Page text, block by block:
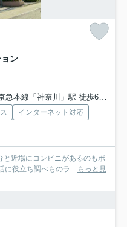
ン
急本線「神奈川」駅 徒歩6分
インターネット対応
近場にコンビニがあるのもポ
に役立ち調べものラ...
もっと見